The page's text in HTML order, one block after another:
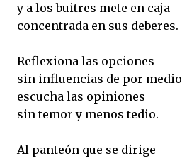
y a los buitres mete en caja
concentrada en sus deberes.
Reflexiona las opciones
sin influencias de por medio
escucha las opiniones
sin temor y menos tedio.
Al panteón que se dirige